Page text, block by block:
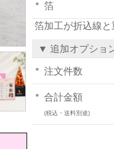
箔
箔加工が折込線
▼ 追加オプショ
注文件数
合計金額
(税込・送料別途)